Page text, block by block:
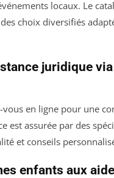
locaux. Le
choix diversifiés
juridique
en ligne pour une
est assurée par des
et conseils
enfants aux